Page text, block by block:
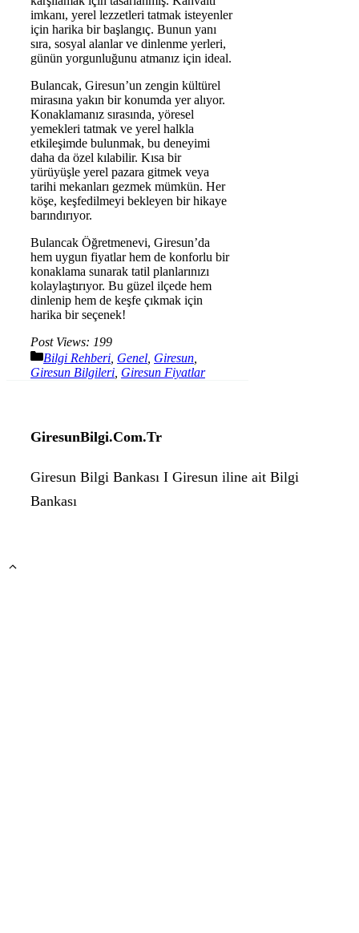
imkanı, yerel lezzetleri tatmak isteyenler
için harika bir başlangıç. Bunun yanı
sıra, sosyal alanlar ve dinlenme yerleri,
günün yorgunluğunu atmanız için ideal.
Bulancak, Giresun’un zengin kültürel
mirasına yakın bir konumda yer alıyor.
Konaklamanız sırasında, yöresel
yemekleri tatmak ve yerel halkla
etkileşimde bulunmak, bu deneyimi
daha da özel kılabilir. Kısa bir
yürüyüşle yerel pazara gitmek veya
tarihi mekanları gezmek mümkün. Her
köşe, keşfedilmeyi bekleyen bir hikaye
barındırıyor.
Bulancak Öğretmenevi, Giresun’da
hem uygun fiyatlar hem de konforlu bir
konaklama sunarak tatil planlarınızı
kolaylaştırıyor. Bu güzel ilçede hem
dinlenip hem de keşfe çıkmak için
harika bir seçenek!
Post Views: 199
Kategoriler
Bilgi Rehberi Genel Giresun
Giresun Bilgileri Giresun Fiyatlar
GiresunBilgi.Com.Tr
Giresun Bilgi Bankası I Giresun iline ait Bilgi
Bankası